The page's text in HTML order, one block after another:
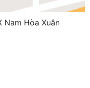
Nam Hòa Xuân